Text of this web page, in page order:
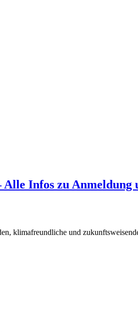
Infos zu Anmeldung
klimafreundliche und